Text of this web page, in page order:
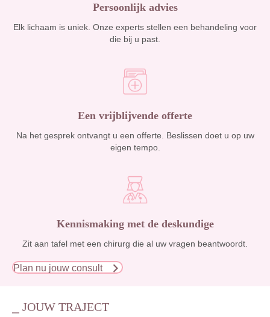
Persoonlijk advies
Elk lichaam is uniek. Onze experts stellen een behandeling voor
die bij u past.
Een vrijblijvende offerte
Na het gesprek ontvangt u een offerte. Beslissen doet u op uw
eigen tempo.
Kennismaking met de deskundige
Zit aan tafel met een chirurg die al uw vragen beantwoordt.
Plan nu jouw consult
⎯ JOUW TRAJECT